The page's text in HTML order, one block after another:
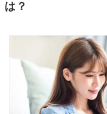
は？